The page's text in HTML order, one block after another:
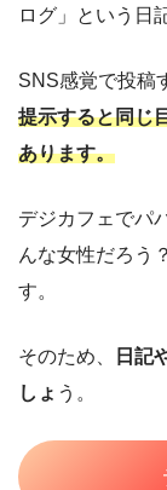
ログ」という日
SNS感覚で投稿
提示すると同じ
あります。
デジカフェでパ
んな女性だろう
す。
そのため、
日記
しょ う。